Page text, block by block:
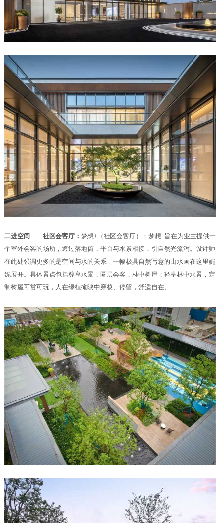
二进空间——社区会客厅： 梦想+（社区会客厅）：梦想+旨在为业主提供一
个室外会客的场所，透过落地窗，平台与水景相接，引自然光流泻。设计师
在此处强调更多的是空间与水的关系，一幅极具自然写意的山水画在这里娓
娓展开。具体景点包括尊享水景，圈层会客，林中树屋；轻享林中水景，定
制树屋可赏可玩，人在绿植掩映中穿梭、停留，舒适自在。